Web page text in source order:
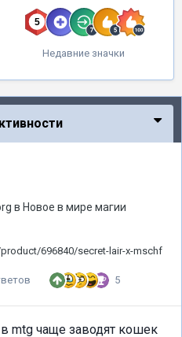
Недавние значки
в Новое в мире магии
696840/secret-lair-x-mschf
5
mtg чаще заводят кошек